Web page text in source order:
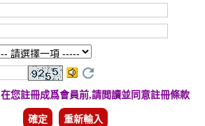
在您註冊成爲會員前,請閲讀並同意註冊條款